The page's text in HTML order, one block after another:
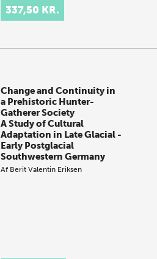
337,50 KR.
Change and Continuity in
a Prehistoric Hunter-
Gatherer Society
A Study of Cultural
Adaptation in Late Glacial -
Early Postglacial
Southwestern Germany
Af Berit Valentin Eriksen